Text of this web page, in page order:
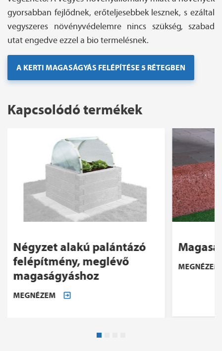
gyorsabban fejlődnek, erőteljesebbek lesznek, s ezáltal
vegyszeres növényvédelemre nincs szükség, szabad
utat engedve ezzel a bio termelésnek.
A KERTI MAGASÁGYÁS FELÉPÍTÉSE 5 RÉTEGBEN
Kapcsolódó termékek
Négyzet alakú palántázó
felépítmény, meglévő
magaságyáshoz
MEGNÉZEM
MEGNÉZEM